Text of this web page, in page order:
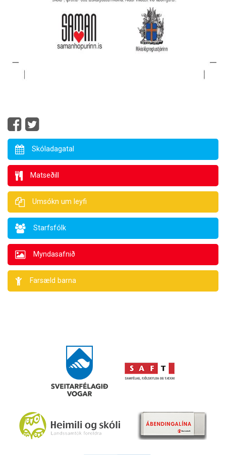
Skóladagatal
Matseðill
Umsókn um leyfi
Starfsfólk
Myndasafnið
Farsæld barna